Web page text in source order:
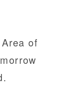
of